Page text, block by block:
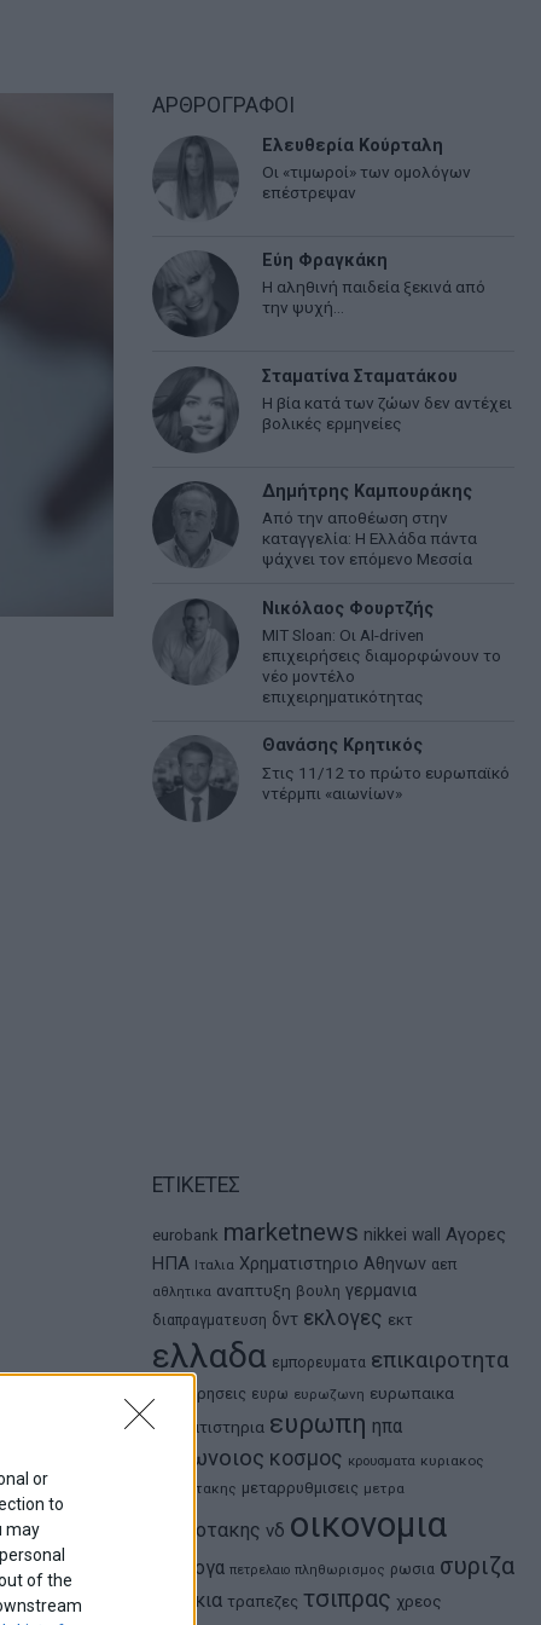
or
to
may
of the
ΑΡΘΡΟΓΡΑΦΟΙ
Ελευθερία Κούρταλη
Οι «τιμωροί» των ομολόγων
επέστρεψαν
Εύη Φραγκάκη
Η αληθινή παιδεία ξεκινά από
την ψυχή…
Σταματίνα Σταματάκου
Η βία κατά των ζώων δεν αντέχει
βολικές ερμηνείες
Δημήτρης Καμπουράκης
Από την αποθέωση στην
καταγγελία: Η Ελλάδα πάντα
ψάχνει τον επόμενο Μεσσία
Νικόλαος Φουρτζής
MIT Sloan: Οι AI-driven
επιχειρήσεις διαμορφώνουν το
νέο μοντέλο
επιχειρηματικότητας
Θανάσης Κρητικός
Στις 11/12 το πρώτο ευρωπαϊκό
ντέρμπι «αιωνίων»
ΕΤΙΚΕΤΕΣ
eurobank marketnews nikkei wall
Αγορες
ΗΠΑ Ιταλια Χρηματιστηριο Αθηνων αεπ
αθλητικα αναπτυξη βουλη γερμανια
διαπραγματευση δντ εκλογες εκτ
ελλαδα εμπορευματα επικαιροτητα
επιχειρησεις ευρω ευρωζωνη ευρωπαικα
χρηματιστηρια ευρωπη ηπα
κορωνοιος κοσμος κρουσματα κυριακος
μητσοτακης μεταρρυθμισεις μετρα
μητσοτακης νδ οικονομια
ομολογα πετρελαιο πληθωρισμος ρωσια συριζα
τουρκια τραπεζες τσιπρας χρεος